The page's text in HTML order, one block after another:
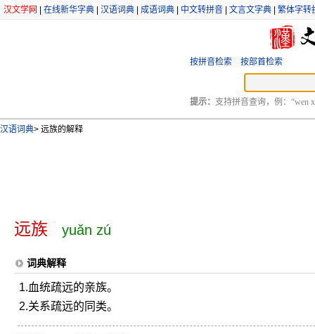
汉文学网 在线新华字典 汉语词典 成语词典 中文转拼音 文言文字典 繁体字转
按拼音检索 按部首检索
提示： 支持拼音查询，例：“wen
汉语词典> 远族的解释
远族 yuǎn zú
词典解释
1.血统疏远的亲族。
2.关系疏远的同类。